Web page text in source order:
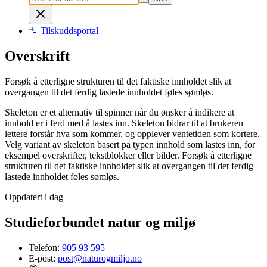
Tilskuddsportal
Overskrift
Forsøk å etterligne strukturen til det faktiske innholdet slik at
overgangen til det ferdig lastede innholdet føles sømløs.
Skeleton er et alternativ til spinner når du ønsker å indikere at
innhold er i ferd med å lastes inn. Skeleton bidrar til at brukeren
lettere forstår hva som kommer, og opplever ventetiden som kortere.
Velg variant av skeleton basert på typen innhold som lastes inn, for
eksempel overskrifter, tekstblokker eller bilder. Forsøk å etterligne
strukturen til det faktiske innholdet slik at overgangen til det ferdig
lastede innholdet føles sømløs.
Oppdatert i dag
Studieforbundet natur og miljø
Telefon: 905 93 595
E-post: post@naturogmiljo.no